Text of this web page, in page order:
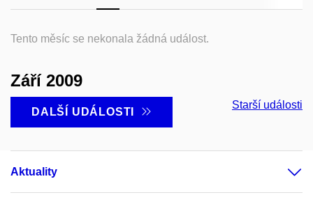
Tento měsíc se nekonala žádná událost.
Září 2009
DALŠÍ UDÁLOSTI
Starší události
Aktuality